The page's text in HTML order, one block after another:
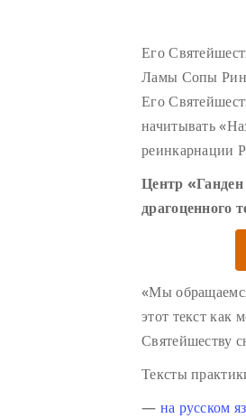
Его
Ламы Сопы
Его
начитывать
реинкарнации
Центр
драгоценного
«Мы
этот текст как
Святейшеству
Тексты
— на русском